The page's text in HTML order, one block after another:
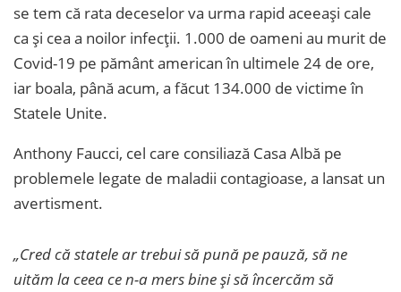
se tem că rata deceselor va urma rapid aceeași cale
ca și cea a noilor infecții. 1.000 de oameni au murit de
Covid-19 pe pământ american în ultimele 24 de ore,
iar boala, până acum, a făcut 134.000 de victime în
Statele Unite.
Anthony Faucci, cel care consiliază Casa Albă pe
problemele legate de maladii contagioase, a lansat un
avertisment.
„Cred că statele ar trebui să pună pe pauză, să ne
uităm la ceea ce n-a mers bine și să încercăm să